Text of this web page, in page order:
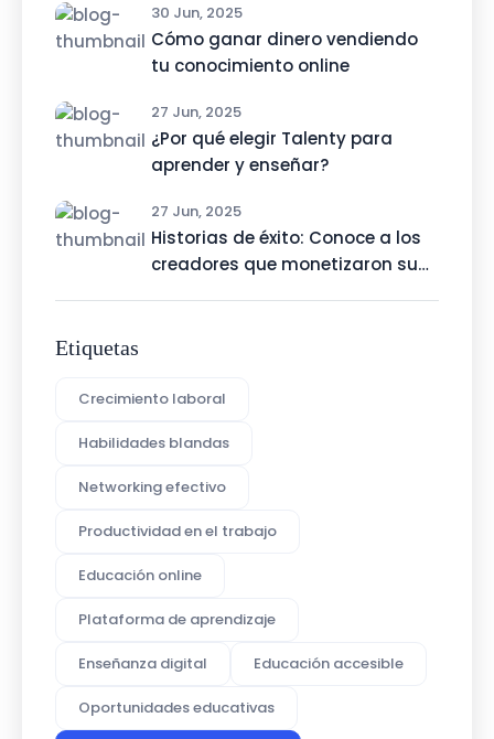
30 Jun, 2025
Cómo ganar dinero vendiendo
tu conocimiento online
27 Jun, 2025
¿Por qué elegir Talenty para
aprender y enseñar?
27 Jun, 2025
Historias de éxito: Conoce a los
creadores que monetizaron su
Etiquetas
Crecimiento laboral
Habilidades blandas
Networking efectivo
Productividad en el trabajo
Educación online
Plataforma de aprendizaje
Enseñanza digital Educación accesible
Oportunidades educativas